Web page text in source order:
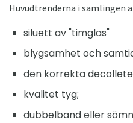
Huvudtrenderna i samlingen
siluett av "timglas"
blygsamhet och
den korrekta
kvalitet tyg;
dubbelband eller